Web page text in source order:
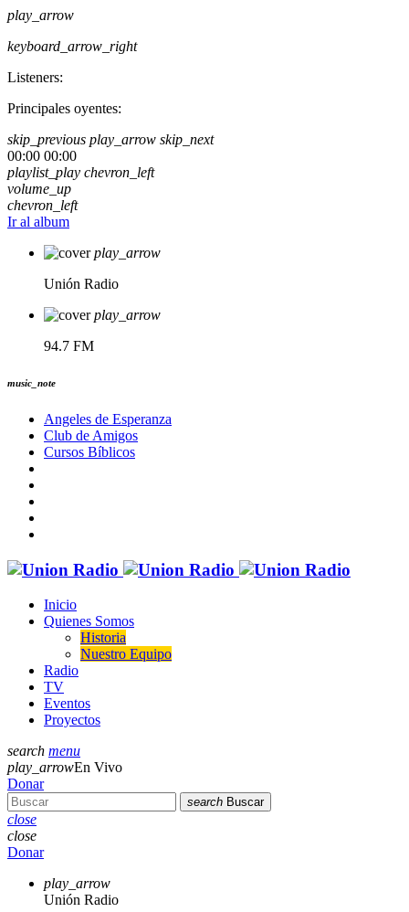
play_arrow
keyboard_arrow_right
Listeners:
Principales oyentes:
skip_previous play_arrow skip_next
00:00 00:00
playlist_play chevron_left
volume_up
chevron_left
Ir al album
play_arrow
Unión Radio
play_arrow
94.7 FM
music_note
Angeles de Esperanza
Club de Amigos
Cursos Bíblicos
Inicio
Quienes Somos
Historia
Nuestro Equipo
Radio
TV
Eventos
Proyectos
search menu
play_arrowEn Vivo
Donar
search Buscar
close
close
Donar
play_arrow
Unión Radio